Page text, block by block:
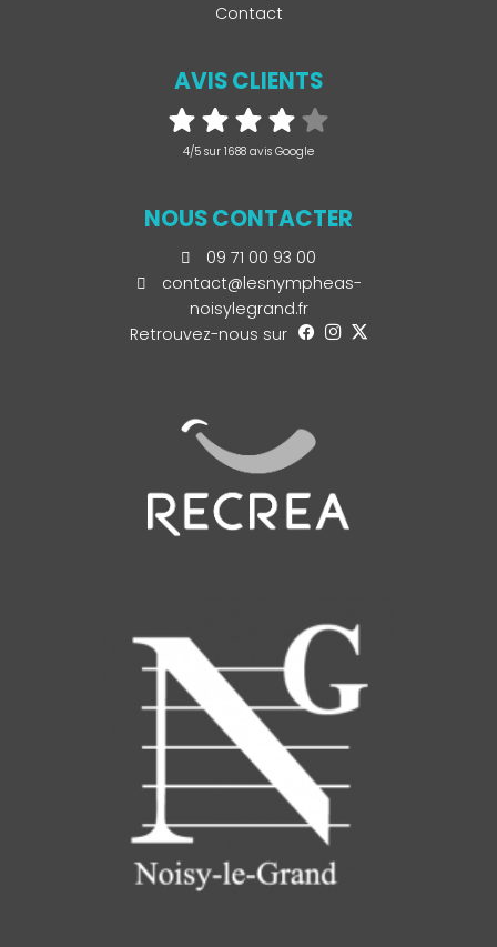
Contact
AVIS CLIENTS
4/5 sur 1688 avis Google
NOUS CONTACTER
09 71 00 93 00
contact@lesnympheas-
noisylegrand.fr
Retrouvez-nous sur